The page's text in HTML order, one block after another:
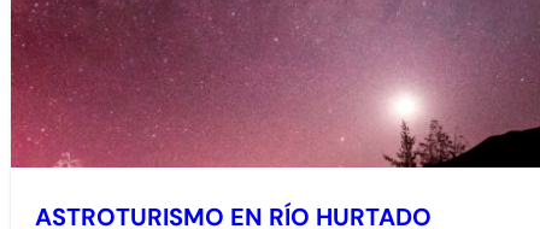
ASTROTURISMO EN RÍO HURTADO